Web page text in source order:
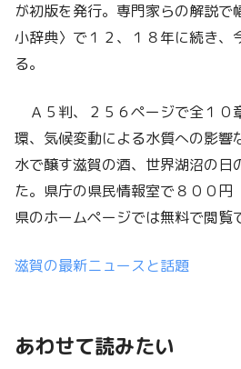
が初版を発行。専門家らの解説で
小辞典〉で１２、１８年に続き、
る。
Ａ５判、２５６ページで全１０
環、気候変動による水質への影響
水で醸す滋賀の酒、世界湖沼の日
た。県庁の県民情報室で８００円
県のホームページでは無料で閲覧
滋賀の最新ニュースと話題
あわせて読みたい